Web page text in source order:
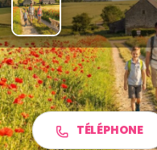
Marche
TÉLÉPHONE